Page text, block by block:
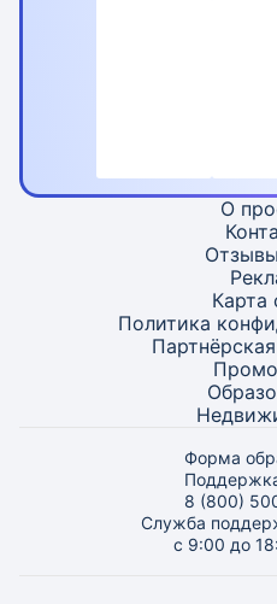
О
Карта
Политика
Форма
8 (800)
Служба
с 9:00 до